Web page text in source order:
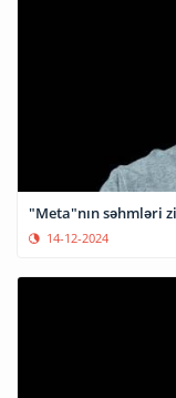
"Meta"nın səhmləri
14-12-2024